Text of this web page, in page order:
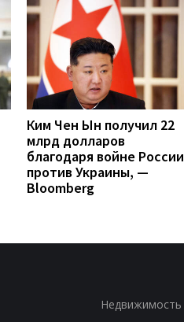
Ким Чен Ын получил 22
млрд долларов
благодаря войне России
против Украины, —
Bloomberg
Недвижимость